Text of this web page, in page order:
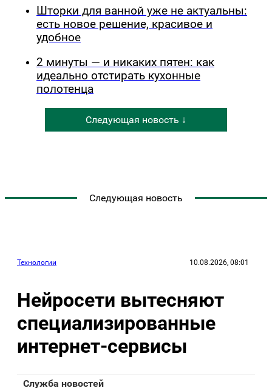
Шторки для ванной уже не актуальны:
есть новое решение, красивое и
удобное
2 минуты — и никаких пятен: как
идеально отстирать кухонные
полотенца
Следующая новость ↓
Следующая новость
Технологии 10.08.2026, 08:01
Нейросети вытесняют
специализированные
интернет-сервисы
Служба новостей